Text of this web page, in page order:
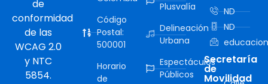
de
conformidad
de las
WCAG 2.0
y NTC
5854.
Código
Postal:
500001
Horario
de
Plusvalía
Delineación
Urbana
Espectáculos
Públicos
ND
ND
Secretaría
de
Movilidad